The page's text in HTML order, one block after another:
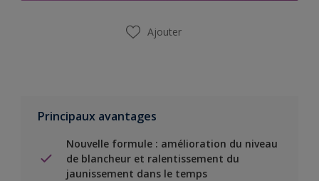
Ajouter
Principaux avantages
Nouvelle formule : amélioration du niveau
de blancheur et ralentissement du
jaunissement dans le temps